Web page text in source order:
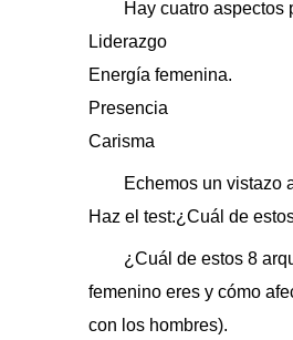
Hay cuatro aspectos
Liderazgo
Energía femenina.
Presencia
Carisma
Echemos un vistazo
Haz el test:¿Cuál de
¿Cuál de estos 8
femenino eres y cómo
con los hombres).